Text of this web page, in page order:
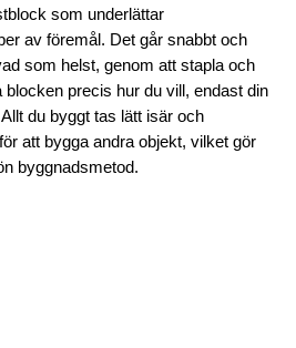
som underlättar
av föremål. Det går snabbt och
som helst, genom att stapla och
precis hur du vill, endast din
du byggt tas lätt isär och
att bygga andra objekt, vilket gör
byggnadsmetod.